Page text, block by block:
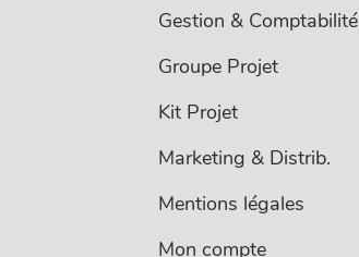
Gestion & Comptabilité
Groupe Projet
Kit Projet
Marketing & Distrib.
Mentions légales
Mon compte